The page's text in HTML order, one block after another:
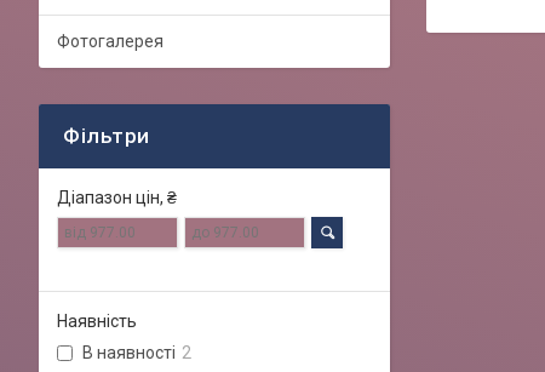
Фотогалерея
Фільтри
Діапазон цін, ₴
Наявність
В наявності 2